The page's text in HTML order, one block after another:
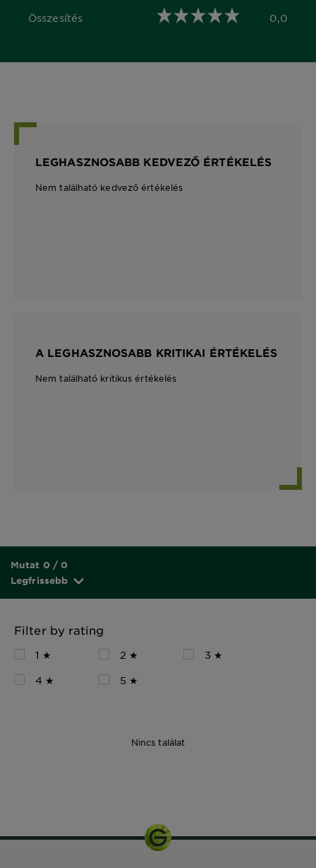
Összesítés
0,0 out of 5 stars 0,0
LEGHASZNOSABB KEDVEZŐ ÉRTÉKELÉS
Nem található kedvező értékelés
A LEGHASZNOSABB KRITIKAI ÉRTÉKELÉS
Nem található kritikus értékelés
Mutat 0 / 0
Legfrissebb
Filter by rating
1 ★ 2 ★
3 ★
4 ★
5 ★
Nincs találat